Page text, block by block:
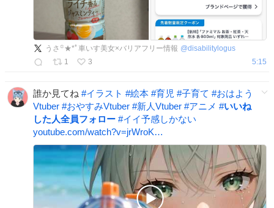
うさ꙳★*ﾟ車いす美女×バリアフリー情報 @disabilitylogus
1
3 5:15
誰か見てね #イラスト #絵本 #育児 #子育て #おはよう
Vtuber #おやすみVtuber #新人Vtuber #アニメ #いいね
した人全員フォロー #イイ予感しかない
youtube.com/watch?v=jrWroK…